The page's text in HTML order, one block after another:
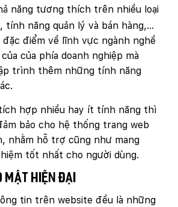
năng tương thích trên nhiều loại
tính năng quản lý và bán hàng,…
đặc điểm về lĩnh vực ngành nghề
của phía doanh nghiệp mà
trình thêm những tính năng
hợp nhiều hay ít tính năng thì
bảo cho hệ thống trang web
nhằm hỗ trợ cũng như mang
tốt nhất cho người dùng.
mật hiện đại
tin trên website đều là những